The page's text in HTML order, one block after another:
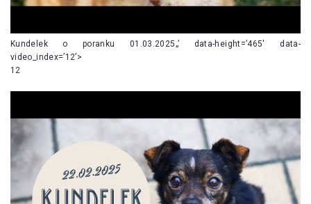
Kundelek o poranku 01.03.2025„’ data-height=’465′ data-
video_index=’12’>
12